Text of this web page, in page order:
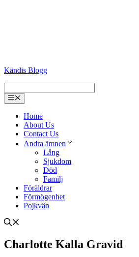
Kändis Blogg
Menu
Home
About Us
Contact Us
Andra ämnen
Lång
Sjukdom
Död
Familj
Föräldrar
Förmögenhet
Pojkvän
Charlotte Kalla Gravid